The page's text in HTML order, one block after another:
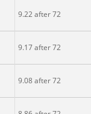
9.22 after 72
9.17 after 72
9.08 after 72